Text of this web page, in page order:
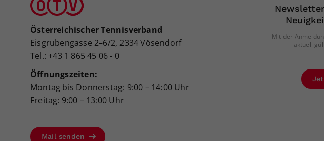
Österreichischer Tennisverband
Eisgrubengasse 2–6/2, 2334 Vösendorf
Tel.: +43 1 865 45 06 - 0
Öffnungszeiten:
Montag bis Donnerstag: 9:00 – 14:00 Uhr
Freitag: 9:00 – 13:00 Uhr
Mail senden
Mit der
aktuell